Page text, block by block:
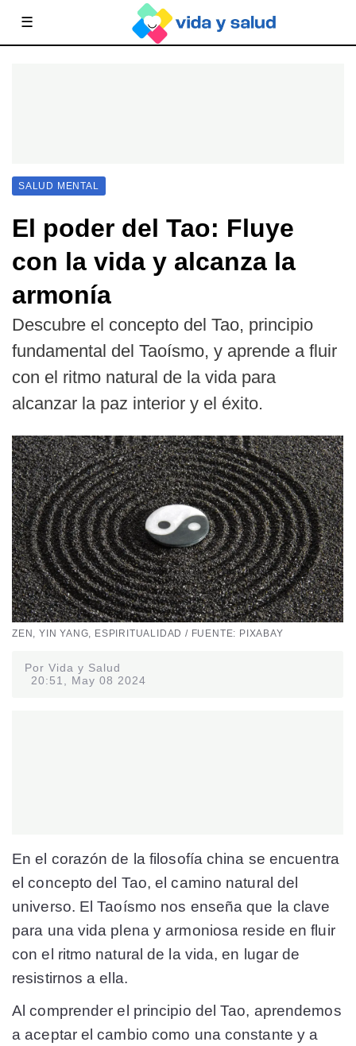
☰
SALUD MENTAL
El poder del Tao: Fluye
con la vida y alcanza la
armonía
Descubre el concepto del Tao, principio
fundamental del Taoísmo, y aprende a fluir
con el ritmo natural de la vida para
alcanzar la paz interior y el éxito.
ZEN, YIN YANG, ESPIRITUALIDAD / FUENTE: PIXABAY
Por Vida y Salud
20:51, May 08 2024
En el corazón de la filosofía china se encuentra
el concepto del Tao, el camino natural del
universo. El Taoísmo nos enseña que la clave
para una vida plena y armoniosa reside en fluir
con el ritmo natural de la vida, en lugar de
resistirnos a ella.
Al comprender el principio del Tao, aprendemos
a aceptar el cambio como una constante y a